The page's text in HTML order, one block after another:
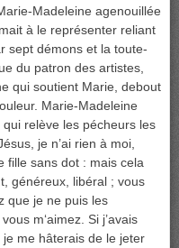
Madeleine agenouillée
à le représenter reliant
sept démons et la toute-
du patron des artistes,
qui soutient Marie, debout
Marie-Madeleine
relève les pécheurs les
je n’ai rien à moi,
fille sans dot : mais cela
généreux, libéral ; vous
que je ne puis les
m‘aimez. Si j’avais
me hâterais de le jeter